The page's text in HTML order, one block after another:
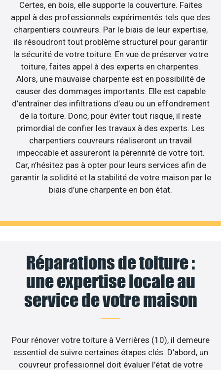
Certes, en bois, elle supporte la couverture. Faites
appel à des professionnels expérimentés tels que des
charpentiers couvreurs. Par le biais de leur expertise,
ils résoudront tout problème structurel pour garantir
la sécurité de votre toiture. En vue de préserver votre
toiture, faites appel à des experts en charpentes.
Alors, une mauvaise charpente est en possibilité de
causer des dommages importants. Elle est capable
d’entraîner des infiltrations d’eau ou un effondrement
de la toiture. Donc, pour éviter tout risque, il reste
primordial de confier les travaux à des experts. Les
charpentiers couvreurs réaliseront un travail
impeccable et assureront la pérennité de votre toit.
Car, n’hésitez pas à opter pour leurs services afin de
garantir la solidité et la stabilité de votre maison par le
biais d’une charpente en bon état.
Réparations de toiture :
une expertise locale au
service de votre maison
Pour rénover votre toiture à Verrières (10), il demeure
essentiel de suivre certaines étapes clés. D’abord, un
couvreur professionnel doit évaluer l’état de votre